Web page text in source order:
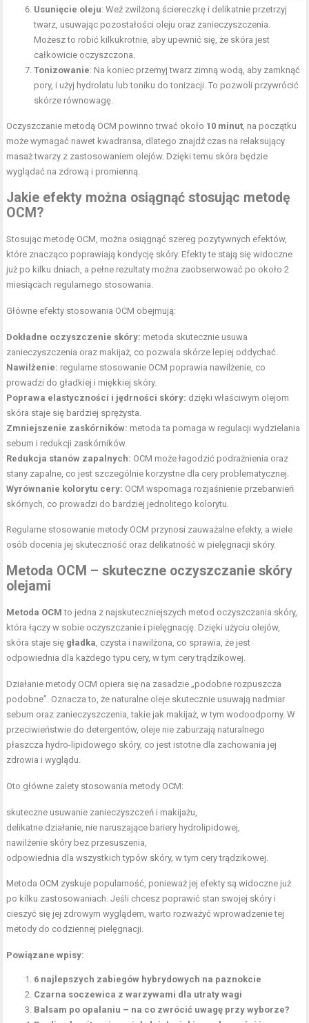
Usunięcie oleju: Weź zwilżoną ściereczkę i delikatnie przetrzyj
twarz, usuwając pozostałości oleju oraz zanieczyszczenia.
Możesz to robić kilkukrotnie, aby upewnić się, że skóra jest
całkowicie oczyszczona.
Tonizowanie: Na koniec przemyj twarz zimną wodą, aby zamknąć
pory, i użyj hydrolatu lub toniku do tonizacji. To pozwoli przywrócić
skórze równowagę.
Oczyszczanie metodą OCM powinno trwać około 10 minut , na początku
może wymagać nawet kwadransa, dlatego znajdź czas na relaksujący
masaż twarzy z zastosowaniem olejów. Dzięki temu skóra będzie
wyglądać na zdrową i promienną.
Jakie efekty można osiągnąć stosując metodę
OCM?
Stosując metodę OCM, można osiągnąć szereg pozytywnych efektów,
które znacząco poprawiają kondycję skóry. Efekty te stają się widoczne
już po kilku dniach, a pełne rezultaty można zaobserwować po około 2
miesiącach regularnego stosowania.
Główne efekty stosowania OCM obejmują:
Dokładne oczyszczenie skóry: metoda skutecznie usuwa
zanieczyszczenia oraz makijaż, co pozwala skórze lepiej oddychać.
Nawilżenie: regularne stosowanie OCM poprawia nawilżenie, co
prowadzi do gładkiej i miękkiej skóry.
Poprawa elastyczności i jędrności skóry: dzięki właściwym olejom
skóra staje się bardziej sprężysta.
Zmniejszenie zaskórników: metoda ta pomaga w regulacji wydzielania
sebum i redukcji zaskórników.
Redukcja stanów zapalnych: OCM może łagodzić podrażnienia oraz
stany zapalne, co jest szczególnie korzystne dla cery problematycznej.
Wyrównanie kolorytu cery: OCM wspomaga rozjaśnienie przebarwień
skórnych, co prowadzi do bardziej jednolitego kolorytu.
Regularne stosowanie metody OCM przynosi zauważalne efekty, a wiele
osób docenia jej skuteczność oraz delikatność w pielęgnacji skóry.
Metoda OCM – skuteczne oczyszczanie skóry
olejami
Metoda OCM to jedna z najskuteczniejszych metod oczyszczania skóry,
która łączy w sobie oczyszczanie i pielęgnację. Dzięki użyciu olejów,
skóra staje się gładka , czysta i nawilżona, co sprawia, że jest
odpowiednia dla każdego typu cery, w tym cery trądzikowej.
Działanie metody OCM opiera się na zasadzie „podobne rozpuszcza
podobne”. Oznacza to, że naturalne oleje skutecznie usuwają nadmiar
sebum oraz zanieczyszczenia, takie jak makijaż, w tym wodoodporny. W
przeciwieństwie do detergentów, oleje nie zaburzają naturalnego
płaszcza hydro-lipidowego skóry, co jest istotne dla zachowania jej
zdrowia i wyglądu.
Oto główne zalety stosowania metody OCM:
skuteczne usuwanie zanieczyszczeń i makijażu,
delikatne działanie, nie naruszające bariery hydrolipidowej,
nawilżenie skóry bez przesuszenia,
odpowiednia dla wszystkich typów skóry, w tym cery trądzikowej.
Metoda OCM zyskuje popularność, ponieważ jej efekty są widoczne już
po kilku zastosowaniach. Jeśli chcesz poprawić stan swojej skóry i
cieszyć się jej zdrowym wyglądem, warto rozważyć wprowadzenie tej
metody do codziennej pielęgnacji.
Powiązane wpisy:
6 najlepszych zabiegów hybrydowych na paznokcie
Czarna soczewica z warzywami dla utraty wagi
Balsam po opalaniu – na co zwrócić uwagę przy wyborze?